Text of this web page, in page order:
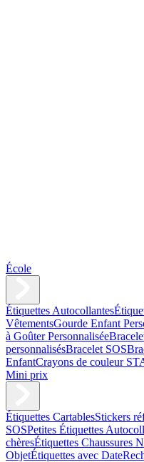
École
Étiquettes Autocollantes
VêtementsGourde Enfant
à Goûter Personnalisée
personnalisésBracelet SOS
EnfantCrayons de couleur
Mini prix
Étiquettes CartablesStickers
SOSPetites Étiquettes
chèresÉtiquettes Chaussures
ObjetÉtiquettes avec Date